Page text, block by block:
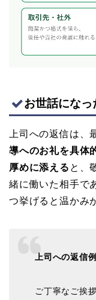
お世話にな
上司への返信は
導へのお礼を具体
厚めに添える と、
緒に働いた相手で
つ挙げると温かみ
上司への返信
ご丁寧なご挨